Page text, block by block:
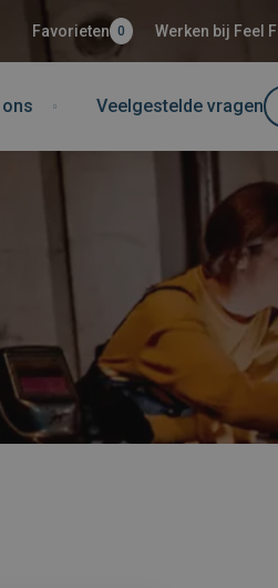
Favorieten 0 Werken bij Feel
ons Veelgestelde vragen